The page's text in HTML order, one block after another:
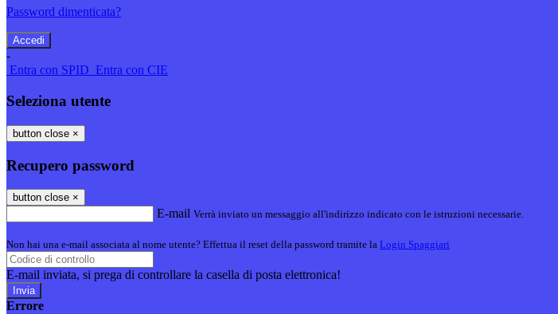
Password dimenticata?
-
Entra con SPID Entra con CIE
Seleziona utente
button close ×
Recupero password
button close ×
E-mail Verrà inviato un messaggio all'indirizzo indicato con le istruzioni necessarie.
Non hai una e-mail associata al nome utente? Effettua il reset della password tramite la Login Spaggiari
E-mail inviata, si prega di controllare la casella di posta elettronica!
Errore